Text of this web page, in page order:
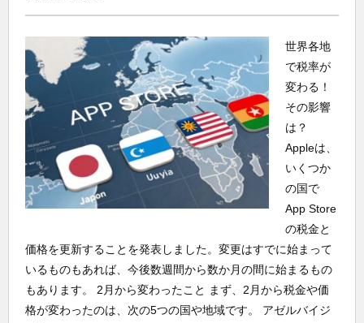
世界各地
で税率が
変わる！
その影響
は？
Appleは、
いくつか
の国で
App Store
の税金と
価格を更新することを発表しました。変更はすでに始まって
いるものもあれば、今後数週間から数か月の間に始まるもの
もあります。 2月から変わったこと まず、2月から税金や価
格が変わったのは、次の5つの国や地域です。 アゼルバイジ